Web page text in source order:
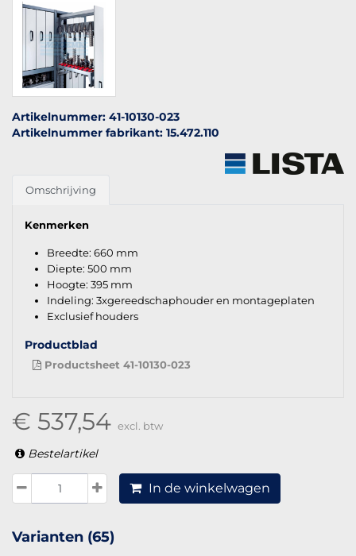
Artikelnummer: 41-10130-023
Artikelnummer fabrikant: 15.472.110
Omschrijving
Kenmerken
Breedte: 660 mm
Diepte: 500 mm
Hoogte: 395 mm
Indeling: 3xgereedschaphouder en montageplaten
Exclusief houders
Productblad
Productsheet 41-10130-023
€ 537,54 excl. btw
Bestelartikel
In de winkelwagen
Varianten (65)